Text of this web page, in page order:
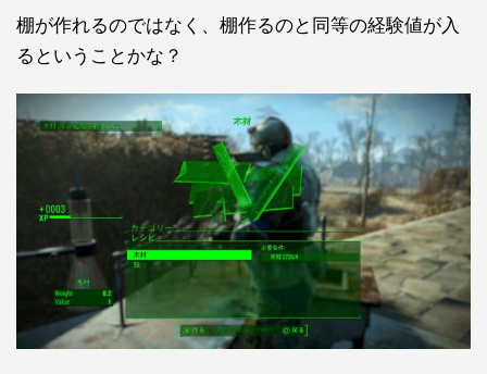
棚が作れるのではなく、棚作るのと同等の経験値が入
るということかな？